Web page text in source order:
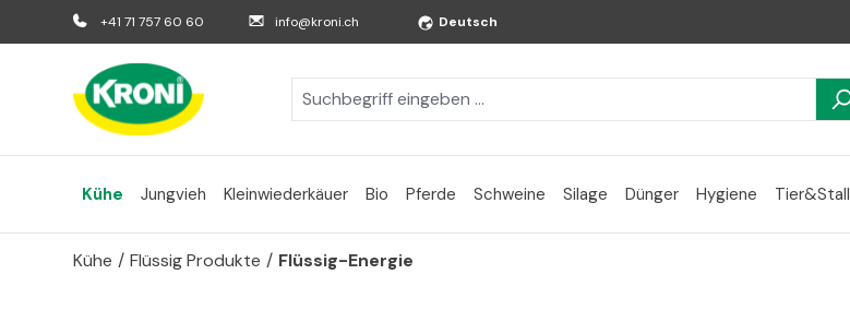
Hauptinhalt springen
Zur Suche springen
Zur Hauptnavigation springen
+41 71 757 60 60 info@kroni.ch Deutsch
Kühe Jungvieh Kleinwiederkäuer Bio Pferde Schweine Silage Dünger Hygiene Tier&Stall
Kühe / Flüssig Produkte / Flüssig-Energie